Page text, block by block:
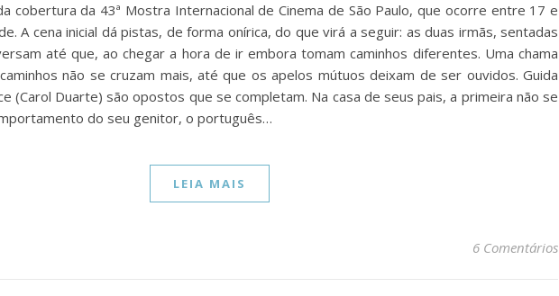
cobertura da 43ª Mostra Internacional de Cinema de São Paulo, que ocorre entre 17 e
A cena inicial dá pistas, de forma onírica, do que virá a seguir: as duas irmãs, sentadas
até que, ao chegar a hora de ir embora tomam caminhos diferentes. Uma chama
não se cruzam mais, até que os apelos mútuos deixam de ser ouvidos. Guida
(Carol Duarte) são opostos que se completam. Na casa de seus pais, a primeira não se
do seu genitor, o português…
LEIA MAIS
6 Comentários